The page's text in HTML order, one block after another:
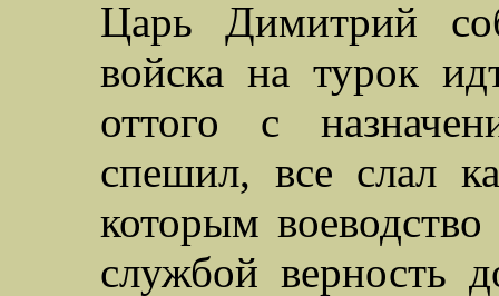
Царь Димитрий
войска на турок
оттого с
спешил, все слал
которым
службой верность